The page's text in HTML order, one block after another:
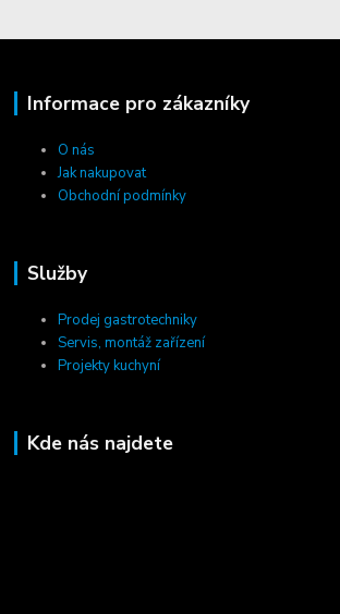
Informace pro zákazníky
O nás
Jak nakupovat
Obchodní podmínky
Služby
Prodej gastrotechniky
Servis, montáž zařízení
Projekty kuchyní
Kde nás najdete